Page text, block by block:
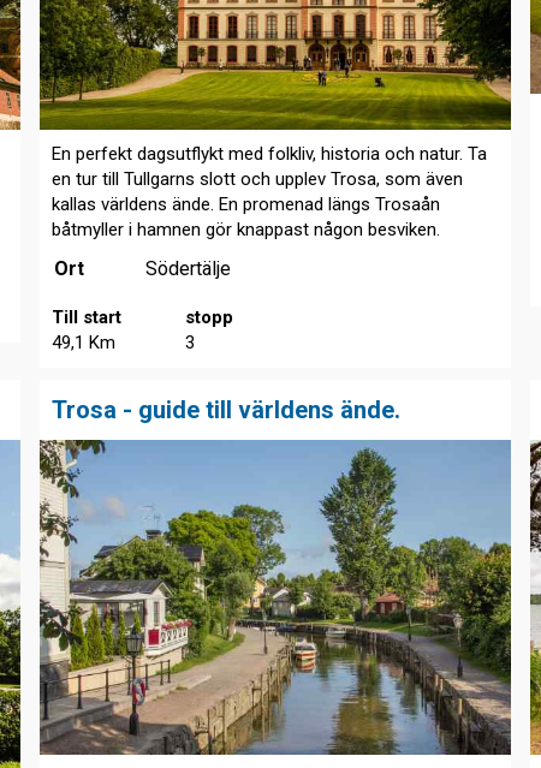
En perfekt dagsutflykt med folkliv, historia och natur. Ta
en tur till Tullgarns slott och upplev Trosa, som även
kallas världens ände. En promenad längs Trosaån
båtmyller i hamnen gör knappast någon besviken.
Ort Södertälje
Till start
49,1 Km
stopp
3
Trosa - guide till världens ände.